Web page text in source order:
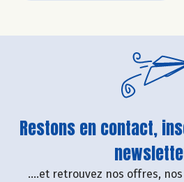
Restons en contact,
....et retrouvez nos offres,